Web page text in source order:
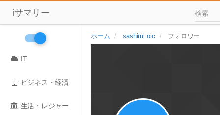
iサマリー
IT
ビジネス・経済
生活・レジャー
ホーム sashimi.oic フォロワー